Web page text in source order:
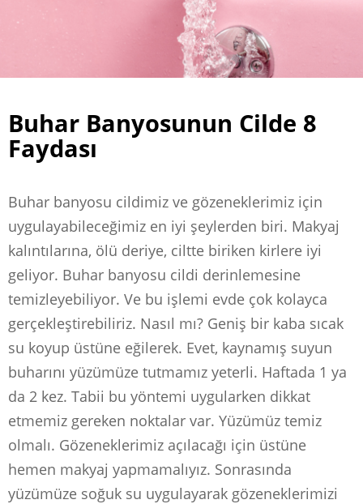
Buhar Banyosunun Cilde 8
Faydası
Buhar banyosu cildimiz ve gözeneklerimiz için
uygulayabileceğimiz en iyi şeylerden biri. Makyaj
kalıntılarına, ölü deriye, ciltte biriken kirlere iyi
geliyor. Buhar banyosu cildi derinlemesine
temizleyebiliyor. Ve bu işlemi evde çok kolayca
gerçekleştirebiliriz. Nasıl mı? Geniş bir kaba sıcak
su koyup üstüne eğilerek. Evet, kaynamış suyun
buharını yüzümüze tutmamız yeterli. Haftada 1 ya
da 2 kez. Tabii bu yöntemi uygularken dikkat
etmemiz gereken noktalar var. Yüzümüz temiz
olmalı. Gözeneklerimiz açılacağı için üstüne
hemen makyaj yapmamalıyız. Sonrasında
yüzümüze soğuk su uygulayarak gözeneklerimizi